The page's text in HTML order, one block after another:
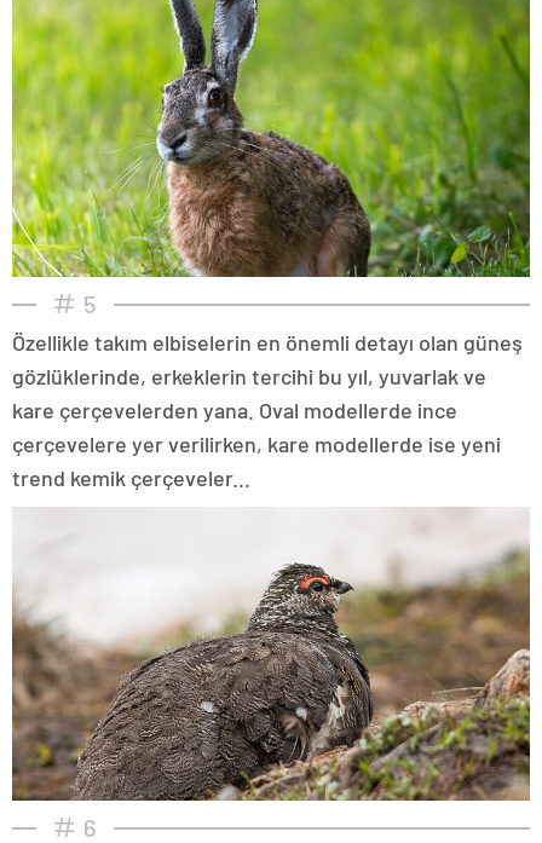
5
Özellikle takım elbiselerin en önemli detayı olan güneş
gözlüklerinde, erkeklerin tercihi bu yıl, yuvarlak ve
kare çerçevelerden yana. Oval modellerde ince
çerçevelere yer verilirken, kare modellerde ise yeni
trend kemik çerçeveler...
6